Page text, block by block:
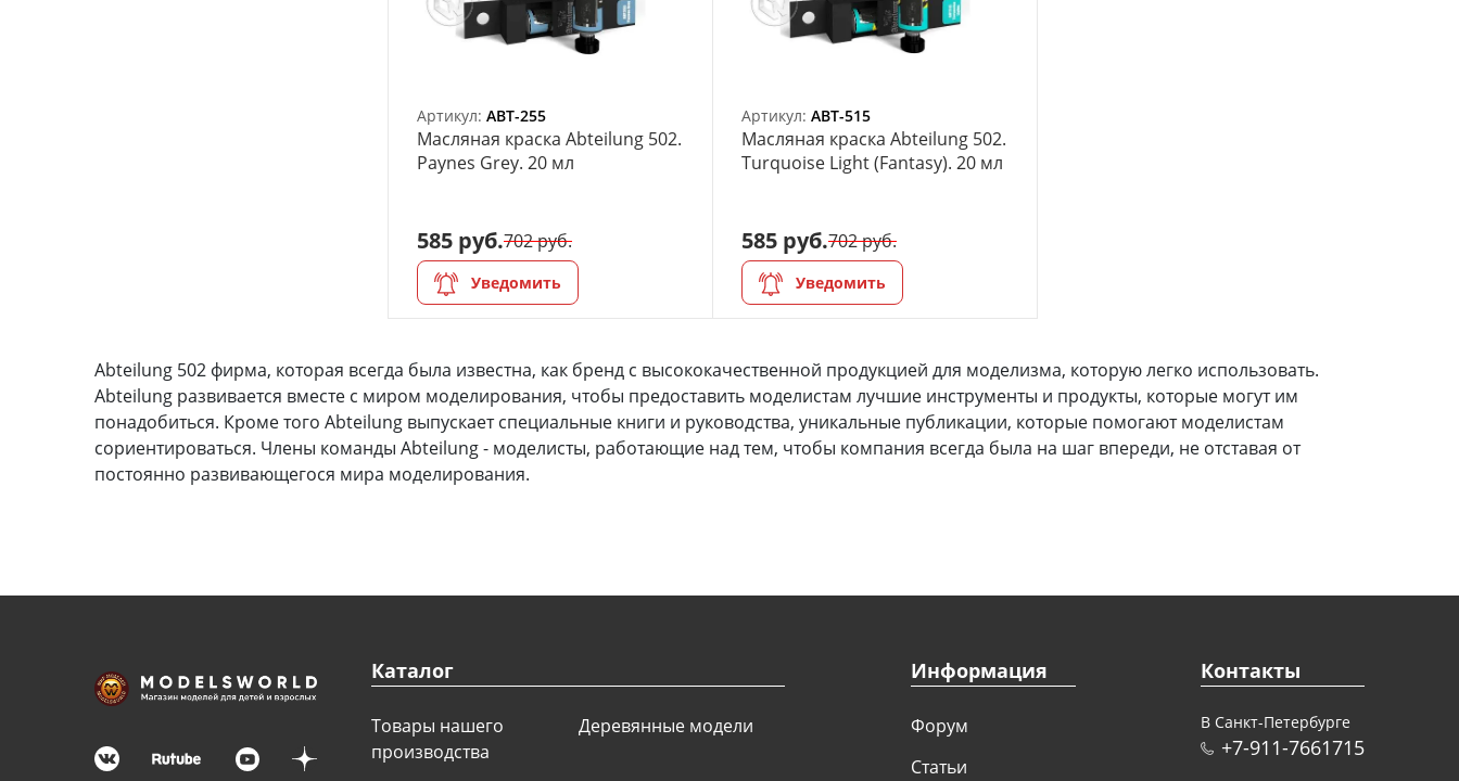
Деревянные 3D модели
Донышки для вязания
Нестандартные заготовки
Дерево БАЛЬЗА и
Модели из ФП смолы
Артикул: ABT-255
Масляная краска Abteilung 502.
Paynes Grey. 20 мл
585 руб.702 руб.
Уведомить
Артикул: ABT-515
Масляная краска Abteilung 502.
Turquoise Light (Fantasy). 20 мл
585 руб.702 руб.
Уведомить
Abteilung 502 фирма, которая всегда была известна, как бренд с высококачественной продукцией для моделизма, которую легко использовать.
Abteilung развивается вместе с миром моделирования, чтобы предоставить моделистам лучшие инструменты и продукты, которые могут им
понадобиться. Кроме того Abteilung выпускает специальные книги и руководства, уникальные публикации, которые помогают моделистам
сориентироваться. Члены команды Abteilung - моделисты, работающие над тем, чтобы компания всегда была на шаг впереди, не отставая от
постоянно развивающегося мира моделирования.
Каталог
Товары нашего
производства
Деревянные модели
Информация
Форум
Статьи
Контакты
В Санкт-Петербурге
+7-911-7661715